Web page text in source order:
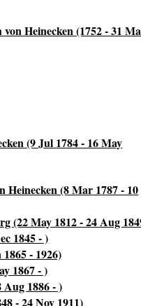
Heinecken (1752 - 31
(9 Jul 1784 - 16 May
Heinecken (8 Mar 1787 - 10
(22 May 1812 - 24 Aug
1845 - )
- 1926)
1867 - )
1886 - )
- 24 Nov 1911)